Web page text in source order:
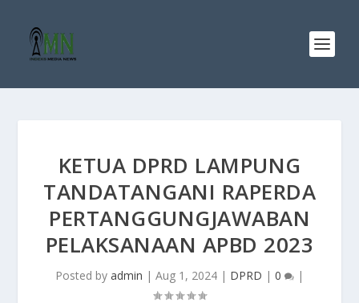
KETUA DPRD LAMPUNG
TANDATANGANI RAPERDA
PERTANGGUNGJAWABAN
PELAKSANAAN APBD 2023
Posted by admin | Aug 1, 2024 | DPRD | 0 |